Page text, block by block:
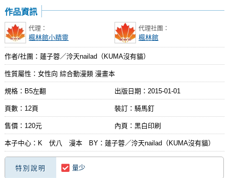
作品資訊
代理：
楓林館小精靈
代理社團：
楓林館
作者/社團：蓮子蓉／泠天nailad（KUMA沒有貓）
性質屬性：女性向 綜合動漫類 漫畫本
規格：B5左翻 出版日期： 2015-01-01
頁數：12頁 裝訂：騎馬釘
售價：120元 內頁：黑白印刷
本子中心：K 伏八 漫本 BY：蓮子蓉／泠天nailad（KUMA沒有貓）
特別說明 量少